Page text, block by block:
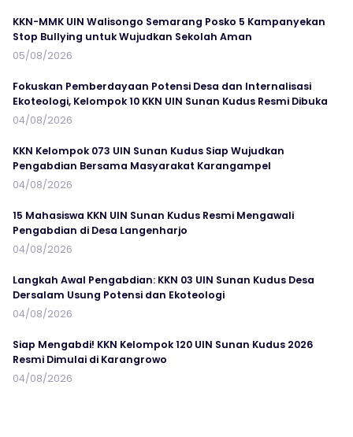
KKN-MMK UIN Walisongo Semarang Posko 5 Kampanyekan
Stop Bullying untuk Wujudkan Sekolah Aman
05/08/2026
Fokuskan Pemberdayaan Potensi Desa dan Internalisasi
Ekoteologi, Kelompok 10 KKN UIN Sunan Kudus Resmi Dibuka
04/08/2026
KKN Kelompok 073 UIN Sunan Kudus Siap Wujudkan
Pengabdian Bersama Masyarakat Karangampel
04/08/2026
15 Mahasiswa KKN UIN Sunan Kudus Resmi Mengawali
Pengabdian di Desa Langenharjo
04/08/2026
Langkah Awal Pengabdian: KKN 03 UIN Sunan Kudus Desa
Dersalam Usung Potensi dan Ekoteologi
04/08/2026
Siap Mengabdi! KKN Kelompok 120 UIN Sunan Kudus 2026
Resmi Dimulai di Karangrowo
04/08/2026